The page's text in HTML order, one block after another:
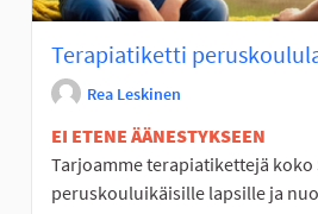
Terapiatiketti
Rea Leskinen
EI ETENE ÄÄNESTYKSEEN
Tarjoamme terapiatikettejä koko
peruskouluikäisille lapsille ja